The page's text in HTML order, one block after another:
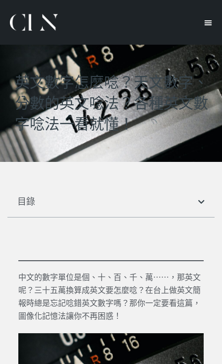
英文數字怎麼唸？天文數字、
分數的英文唸法？各種英文數
字唸法一看就懂！
目錄
中文的數字單位是個、十、百、千、萬⋯⋯，那英文
呢？三十五萬換算成英文要怎麼唸？在台上做英文簡
報時總是忘記唸錯英文數字嗎？那你一定要看這篇，
圖像化記憶法讓你不再困惑！